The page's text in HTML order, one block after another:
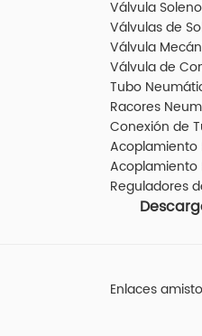
Válvula
Válvulas de
Válvula
Válvula de
Tubo
Racores
Conexión de
Acoplamiento
Acoplamiento
Reguladores
Enlaces